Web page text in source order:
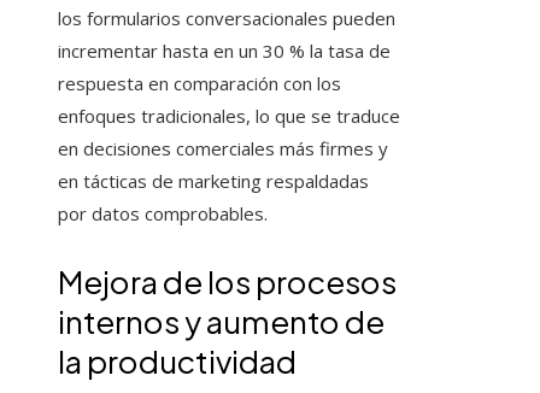
los formularios conversacionales pueden
incrementar hasta en un 30 % la tasa de
respuesta en comparación con los
enfoques tradicionales, lo que se traduce
en decisiones comerciales más firmes y
en tácticas de marketing respaldadas
por datos comprobables.
Mejora de los procesos
internos y aumento de
la productividad